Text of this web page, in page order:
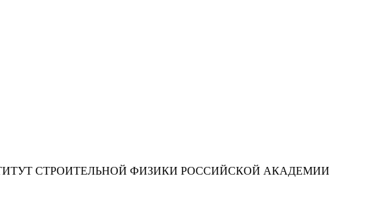
СТРОИТЕЛЬНОЙ ФИЗИКИ РОССИЙСКОЙ АКАДЕМИИ